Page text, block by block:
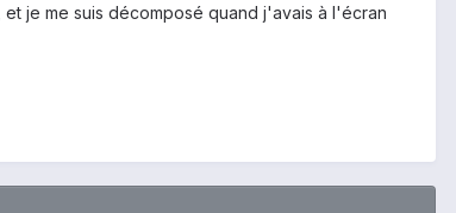
, et je me suis décomposé quand j'avais à l'écran